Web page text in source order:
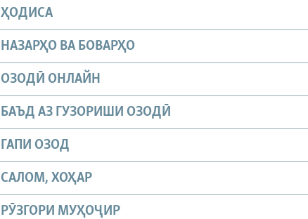
ҲОДИСА
НАЗАРҲО ВА БОВАРҲО
ОЗОДӢ ОНЛАЙН
БАЪД АЗ ГУЗОРИШИ ОЗОДӢ
ГАПИ ОЗОД
САЛОМ, ХОҲАР
РӮЗГОРИ МУҲОҶИР